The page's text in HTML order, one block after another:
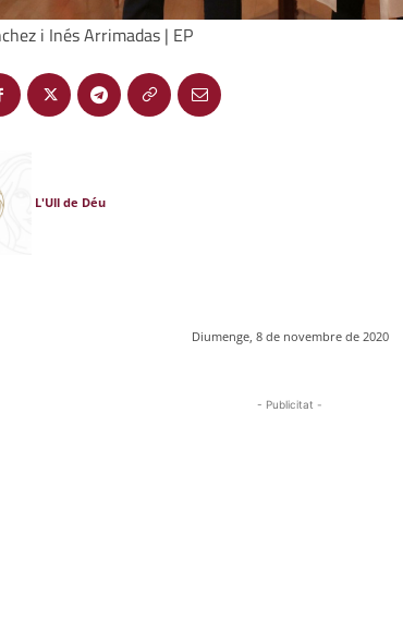
i Inés Arrimadas | EP
L'Ull de Déu
Diumenge, 8 de novembre de 2020
- Publicitat -